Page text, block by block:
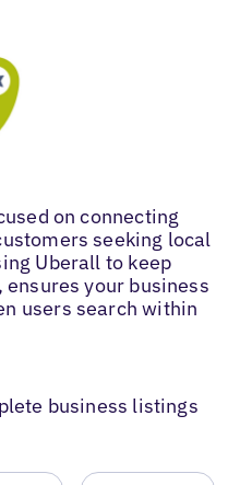
on connecting
seeking local
Uberall to keep
your business
users search within
business listings